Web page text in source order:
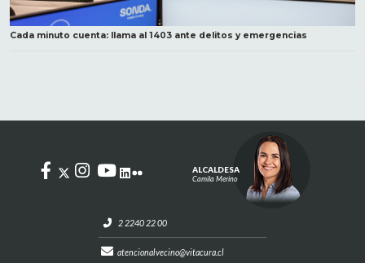
Cada minuto cuenta: llama al 1403 ante delitos y emergencias
2 2240 22 00
atencionalvecino@vitacura.cl
ALCALDESA
Camila Merino